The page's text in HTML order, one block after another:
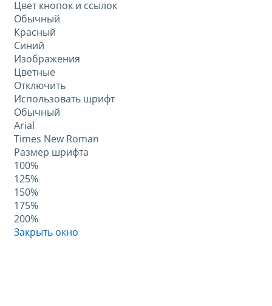
Цвет кнопок и ссылок
Обычный
Красный
Синий
Изображения
Цветные
Отключить
Использовать шрифт
Обычный
Arial
Times New Roman
Размер шрифта
100%
125%
150%
175%
200%
Закрыть окно